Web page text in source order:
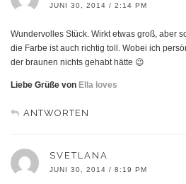
JUNI 30, 2014 / 2:14 PM
Wundervolles Stück. Wirkt etwas groß, aber
die Farbe ist auch richtig toll. Wobei ich
der braunen nichts gehabt hätte 😉
Liebe Grüße von Ella loves
ANTWORTEN
SVETLANA
JUNI 30, 2014 / 8:19 PM